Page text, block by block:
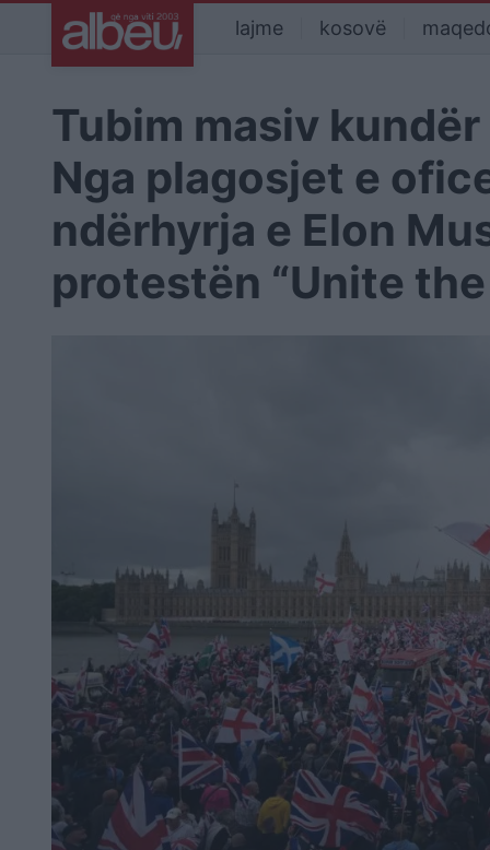
lajme kosovë
Tubim masiv
Nga plagosjet e
ndërhyrja e Elon
protestën “Unite